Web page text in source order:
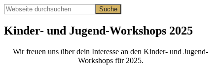
Webseite
durchsuchen
Search
Kinder- und Jugend-Workshops 2025
Wir freuen uns über dein Interesse an den Kinder- und Jugend-
Workshops für 2025.